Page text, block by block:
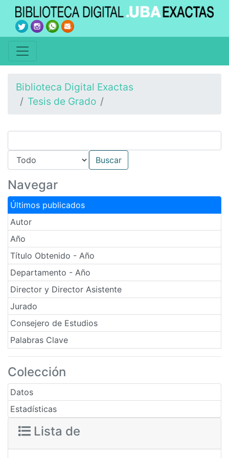
Biblioteca Digital Exactas
Tesis de Grado
Navegar
Últimos publicados
Autor
Año
Título Obtenido - Año
Departamento - Año
Director y Director Asistente
Jurado
Consejero de Estudios
Palabras Clave
Colección
Datos
Estadísticas
Lista de